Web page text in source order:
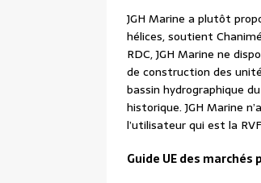
JGH Marine a plutôt
hélices, soutient
RDC, JGH Marine ne
de construction des
bassin hydrographique
historique. JGH Marine
l’utilisateur qui est la
Guide UE des marchés